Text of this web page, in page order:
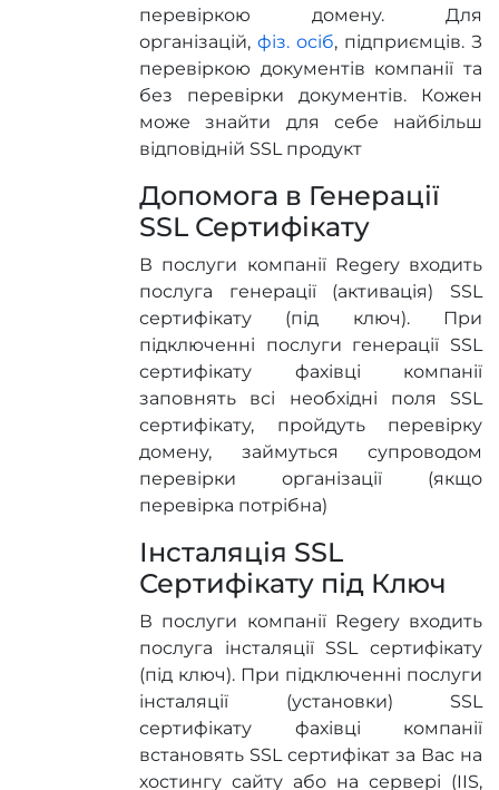
перевіркою домену. Для
організацій, фіз. осіб, підприємців. З
перевіркою документів компанії та
без перевірки документів. Кожен
може знайти для себе найбільш
відповідній SSL продукт
Допомога в Генерації
SSL Сертифікату
В послуги компанії Regery входить
послуга генерації (активація) SSL
сертифікату (під ключ). При
підключенні послуги генерації SSL
сертифікату фахівці компанії
заповнять всі необхідні поля SSL
сертифікату, пройдуть перевірку
домену, займуться супроводом
перевірки організації (якщо
перевірка потрібна)
Інсталяція SSL
Сертифікату під Ключ
В послуги компанії Regery входить
послуга інсталяції SSL сертифікату
(під ключ). При підключенні послуги
інсталяції (установки) SSL
сертифікату фахівці компанії
встановять SSL сертифікат за Вас на
хостингу сайту або на сервері (IIS,